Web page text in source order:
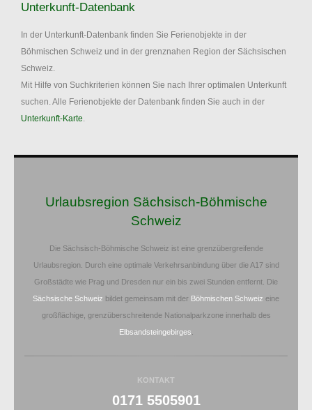
Unterkunft-Datenbank
In der Unterkunft-Datenbank finden Sie Ferienobjekte in der
Böhmischen Schweiz und in der grenznahen Region der Sächsischen
Schweiz.
Mit Hilfe von Suchkriterien können Sie nach Ihrer optimalen Unterkunft
suchen. Alle Ferienobjekte der Datenbank finden Sie auch in der
Unterkunft-Karte.
Urlaubsregion Sächsisch-Böhmische
Schweiz
Die Sächsisch-Böhmische Schweiz ist eine grenzübergreifende
Urlaubsregion. Durch eine optimale Verkehrsanbindung über die A17 sind
Großstädte wie Prag und Dresden nur ein bis zwei Stunden entfernt. Die
Sächsische Schweiz bildet gemeinsam mit der Böhmischen Schweiz eine
großflächige, grenzüberschreitende Nationalparkzone innerhalb des
Elbsandsteingebirges
KONTAKT
0171 5505901